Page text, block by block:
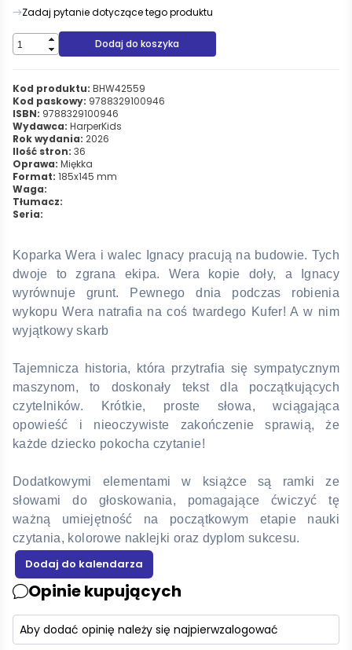
Zadaj pytanie dotyczące tego produktu
Dodaj do koszyka
Kod produktu: BHW42559
Kod paskowy: 9788329100946
ISBN: 9788329100946
Wydawca: HarperKids
Rok wydania: 2026
Ilość stron: 36
Oprawa: Miękka
Format: 185x145 mm
Waga:
Tłumacz:
Seria:
Koparka Wera i walec Ignacy pracują na budowie. Tych
dwoje to zgrana ekipa. Wera kopie doły, a Ignacy
wyrównuje grunt. Pewnego dnia podczas robienia
wykopu Wera natrafia na coś twardego Kufer! A w nim
wyjątkowy skarb
Tajemnicza historia, która przytrafia się sympatycznym
maszynom, to doskonały tekst dla początkujących
czytelników. Krótkie, proste słowa, wciągająca
opowieść i nieoczywiste zakończenie sprawią, że
każde dziecko pokocha czytanie!
Dodatkowymi elementami w książce są ramki ze
słowami do głoskowania, pomagające ćwiczyć tę
ważną umiejętność na początkowym etapie nauki
czytania, kolorowe naklejki oraz dyplom sukcesu.
Opinie kupujących
Aby dodać opinię należy się najpierwzalogować